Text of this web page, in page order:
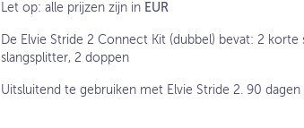
Let op: alle prijzen zijn in EUR
De Elvie Stride 2 Connect Kit (dubbel) bevat: 2 korte
slangsplitter, 2 doppen
Uitsluitend te gebruiken met Elvie Stride 2. 90 dagen